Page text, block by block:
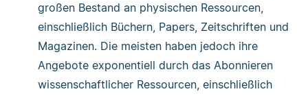
großen Bestand an physischen Ressourcen,
einschließlich Büchern, Papers, Zeitschriften und
Magazinen. Die meisten haben jedoch ihre
Angebote exponentiell durch das Abonnieren
wissenschaftlicher Ressourcen, einschließlich